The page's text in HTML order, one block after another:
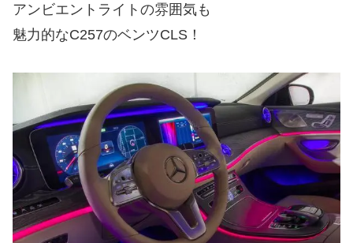
アンビエントライトの雰囲気も
魅力的なC257のベンツCLS！